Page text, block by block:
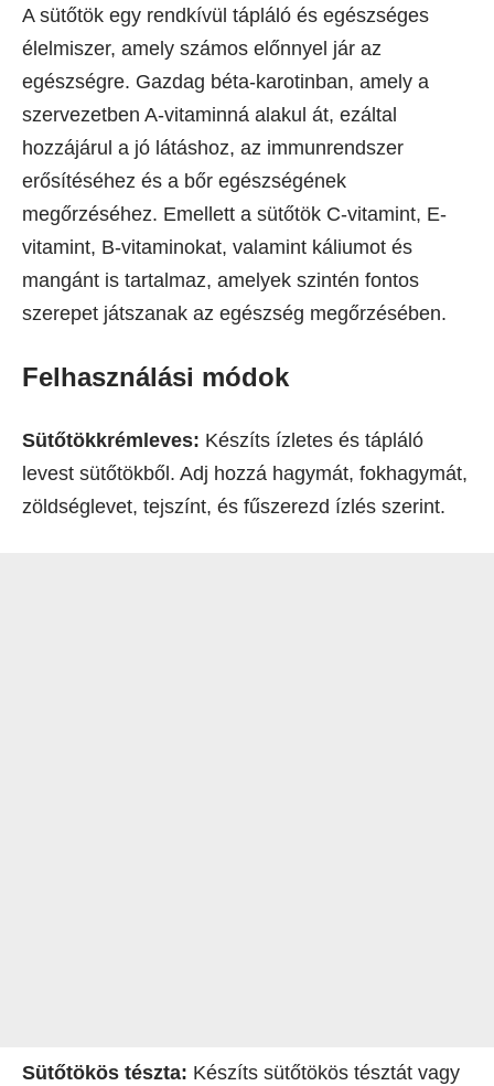
A sütőtök egy rendkívül tápláló és egészséges
élelmiszer, amely számos előnnyel jár az
egészségre. Gazdag béta-karotinban, amely a
szervezetben A-vitaminná alakul át, ezáltal
hozzájárul a jó látáshoz, az immunrendszer
erősítéséhez és a bőr egészségének
megőrzéséhez. Emellett a sütőtök C-vitamint, E-
vitamint, B-vitaminokat, valamint káliumot és
mangánt is tartalmaz, amelyek szintén fontos
szerepet játszanak az egészség megőrzésében.
Felhasználási módok
Sütőtökkrémleves: Készíts ízletes és tápláló
levest sütőtökből. Adj hozzá hagymát, fokhagymát,
zöldséglevet, tejszínt, és fűszerezd ízlés szerint.
Sütőtökös tészta: Készíts sütőtökös tésztát vagy